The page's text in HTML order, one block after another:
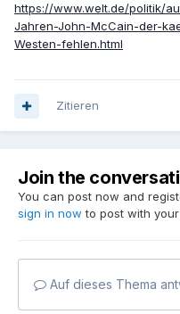
https://www.welt.de/politik/
Jahren-John-McCain-der-
Westen-fehlen.html
Zitieren
Join the
You can post now and
sign in now to post with
Auf dieses Thema